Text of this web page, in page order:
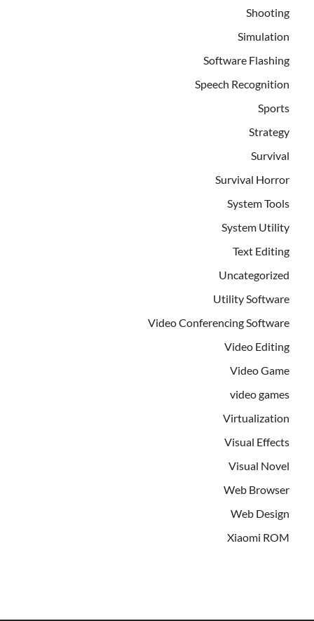
Shooting
Simulation
Software Flashing
Speech Recognition
Sports
Strategy
Survival
Survival Horror
System Tools
System Utility
Text Editing
Uncategorized
Utility Software
Video Conferencing Software
Video Editing
Video Game
video games
Virtualization
Visual Effects
Visual Novel
Web Browser
Web Design
Xiaomi ROM